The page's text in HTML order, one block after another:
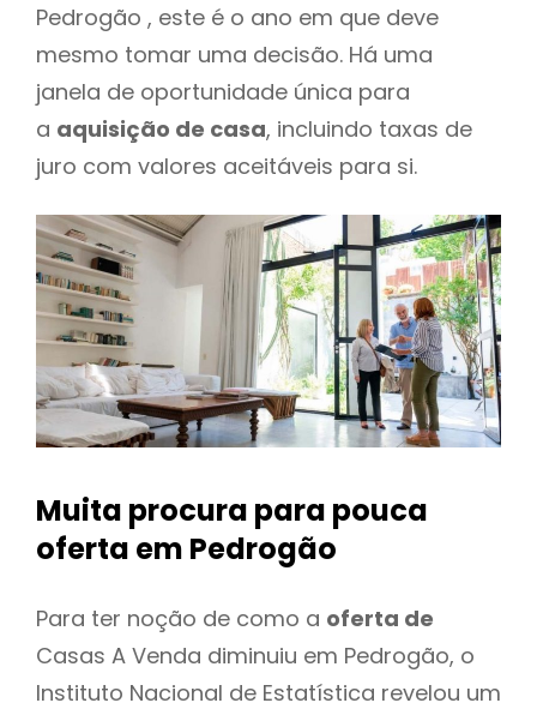
Pedrogão , este é o ano em que deve
mesmo tomar uma decisão. Há uma
janela de oportunidade única para
a aquisição de casa, incluindo taxas de
juro com valores aceitáveis para si.
Muita procura para pouca
oferta em Pedrogão
Para ter noção de como a oferta de
Casas A Venda diminuiu em Pedrogão, o
Instituto Nacional de Estatística revelou um